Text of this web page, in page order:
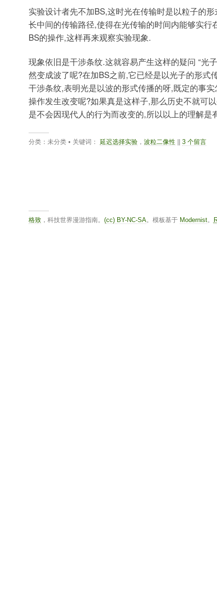
实验设计者先不加BS,这时光在传输时是以粒子的
长中间的传输路径,使得在光传输的时间内能够实行
BS的操作,这样再来观察实验现象.
现象依旧是干涉条纹.这就容易产生这样的疑问 “光
然变成波了呢?在加BS之前,它已经是以光子的形式
干涉条纹,表明光是以波的形式传播的呀,既定的事
操作发生改变呢?如果真是这样子,那么历史不就可
是不会因现代人的行为而改变的,所以以上的理解是
分类：未分类 • 关键词： 延迟选择实验， 波粒二像性 3 个留言
格致，科技世界漫游指南。 (cc) BY-NC-SA。模板基于 Modernist。